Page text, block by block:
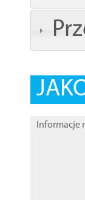
Informacje